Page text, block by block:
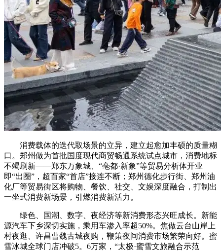
消费载体的迭代取场景的立异，建立起愈加丰硕的质量糊
口。郑州做为首批国度现代商贸畅通系统试点城市，消费地标
不竭刷新——郑东万象城、“亳都·新象”等贸易分析体开业
即“出圈”，超百家“首店”接连不断；郑州德化步行街、郑州油
化厂等贸易街区将购物、餐饮、社交、文娱深度融合，打制出
一坐式消费新场景，引燃消费新活力。
绿色、国潮、数字、夜经济等新消费形态兴旺成长。新能
源汽车下乡深切实施，乘用车渗入率超50%。焦做云台山岸上
村夜逛、许昌曹魏古城夜购，鞭策夜间消费市场繁荣向好。蜜
雪冰城全球门店冲破5。6万家，“太极·蜜雪文旅融合示范